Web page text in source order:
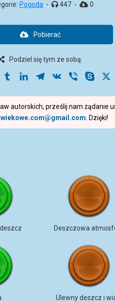
Pogoda - 447 - 0
Pobierać
Podziel się tym ze sobą:
PinterestTumblrLinkedInTelegram
VK Viber Skype
autorskich, prześlij nam
. Dzięki!
Deszczowa
Ulewny deszcz i